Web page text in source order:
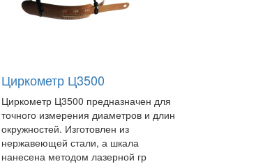
Циркометр Ц3500
Циркометр Ц3500 предназначен для
точного измерения диаметров и длин
окружностей. Изготовлен из
нержавеющей стали, а шкала
нанесена методом лазерной гр